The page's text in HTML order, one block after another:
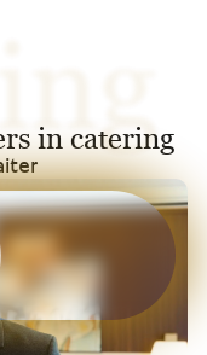
in catering